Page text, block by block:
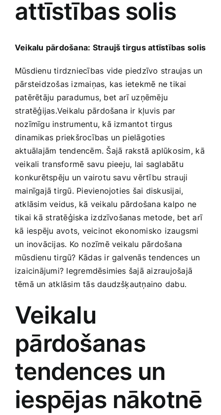
Medicīnas preces
Pakalpojumi
Pārtikas preces
Preces birojam
Preces pieaugušajiem
Rotaļlietas, bērnu preces
Smaržas, kosmētika
Sports, tūrisms un atpūta
attīstības solis
Veikalu pārdošana: Straujš tirgus attīstības solis
Mūsdienu tirdzniecības vide ‌piedzīvo straujas un
pārsteidzošas izmaiņas, kas ietekmē ne tikai
patērētāju paradumus, bet arī uzņēmēju
stratēģijas.Veikalu pārdošana ir kļuvis par
nozīmīgu instrumentu, kā izmantot tirgus
dinamikas priekšrocības un pielāgoties
aktuālajām tendencēm. Šajā⁢ rakstā aplūkosim, ⁤kā
veikali transformē savu pieeju, lai saglabātu
⁤konkurētspēju un vairotu savu vērtību ⁤strauji
mainīgajā tirgū. Pievienojoties ‍šai diskusijai,​
atklāsim veidus, kā veikalu pārdošana kalpo ne
tikai​ kā stratēģiska izdzīvošanas metode, bet⁣ arī
kā ⁣iespēju avots, veicinot ⁣ekonomisko izaugsmi
un‍ inovācijas. Ko nozīmē veikalu pārdošana
mūsdienu‌ tirgū? Kādas ir galvenās tendences un
izaicinājumi? Iegremdēsimies šajā aizraujošajā
tēmā un atklāsim tās daudzšķautņaino dabu.
Veikalu
pārdošanas
tendences un⁤
iespējas nākotnē